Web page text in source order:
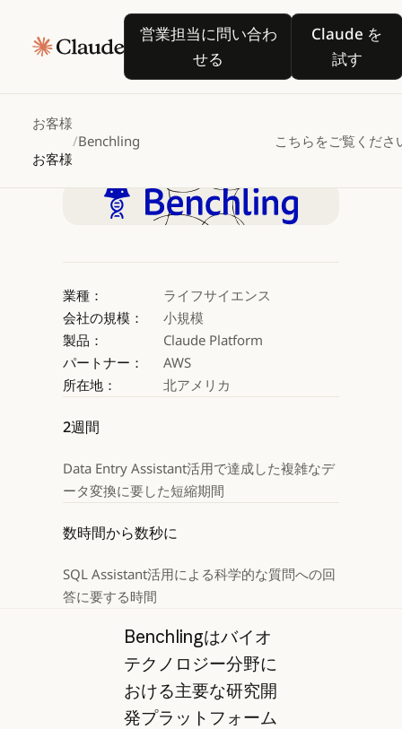
営業担当に問い合わ
せる
営業担当に問い合わせる
Claude を
試す
Claude
お客様
お客様
/Benchling こちらをご覧くださ
Benchling、Claudein
Amazon
Bedrockを活用して科学
Claude を試す
Claude を試す
業種：
ライフサイエンス
会社の規模：
小規模
製品：
Claude Platform
パートナー：
AWS
所在地：
北アメリカ
2週間
Data Entry Assistant活用で達成した複雑なデ
ータ変換に要した短縮期間
数時間から数秒に
SQL Assistant活用による科学的な質問への回
答に要する時間
Benchlingはバイオ
テクノロジー分野に
おける主要な研究開
発プラットフォーム